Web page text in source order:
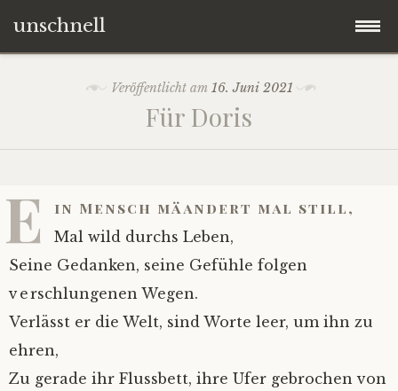
unschnell
Verba
Impressum
Veröffentlicht am 16. Juni 2021
Für Doris
E in Mensch mäandert mal still,
Mal wild durchs Leben,
Seine Gedanken, seine Gefühle folgen
verschlungenen Wegen.
Verlässt er die Welt, sind Worte leer, um ihn zu
ehren,
Zu gerade ihr Flussbett, ihre Ufer gebrochen von